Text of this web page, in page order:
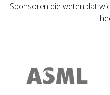
Sponsoren die weten dat